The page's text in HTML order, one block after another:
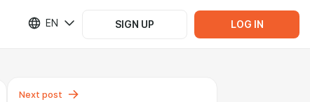
EN SIGN UP LOG IN
Next post